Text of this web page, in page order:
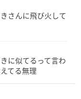
さんに飛び火して
に似てるって言わ
てる無理